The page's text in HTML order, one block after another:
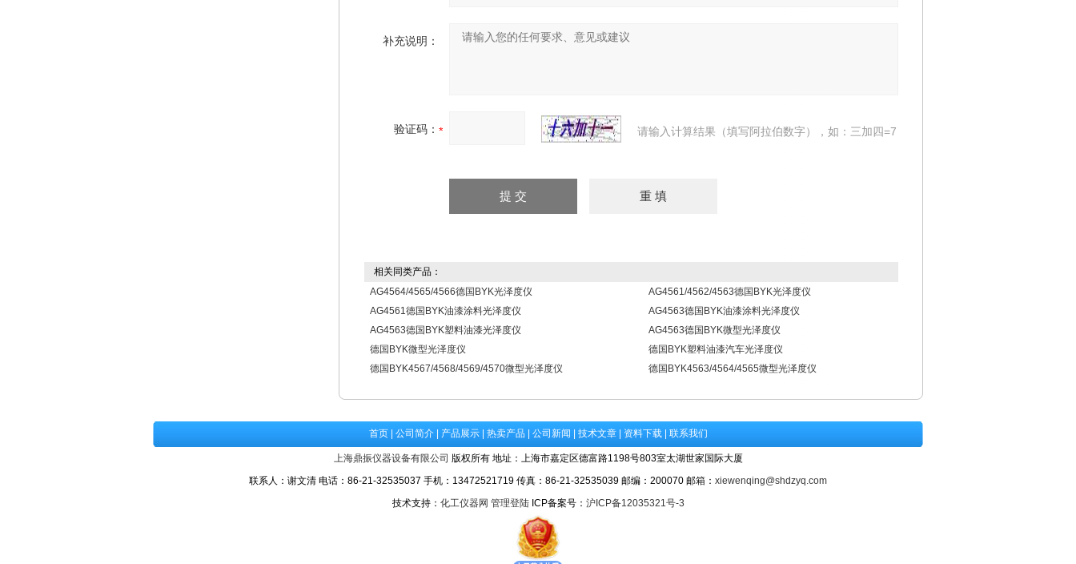
补充说明：
验证码： 请输入计算结果（填写阿拉伯数字），如：三加四=7
相关同类产品：
AG4564/4565/4566德国BYK光泽度仪
AG4561/4562/4563德国BYK光泽度仪
AG4561德国BYK油漆涂料光泽度仪
AG4563德国BYK油漆涂料光泽度仪
AG4563德国BYK塑料油漆光泽度仪
AG4563德国BYK微型光泽度仪
德国BYK微型光泽度仪
德国BYK塑料油漆汽车光泽度仪
德国BYK4567/4568/4569/4570微型光泽度仪
德国BYK4563/4564/4565微型光泽度仪
首页| 公司简介| 产品展示| 热卖产品 公司新闻 技术文章| 资料下载| 联系我们
上海鼎振仪器设备有限公司 版权所有 地址：上海市嘉定区德富路1198号803室太湖世家国际大厦
联系人：谢文清 电话：86-21-32535037 手机：13472521719 传真：86-21-32535039 邮编：200070 邮箱： xiewenqing@shdzyq.com
技术支持： 化工仪器网 管理登陆ICP备案号： 沪ICP备12035321号-3